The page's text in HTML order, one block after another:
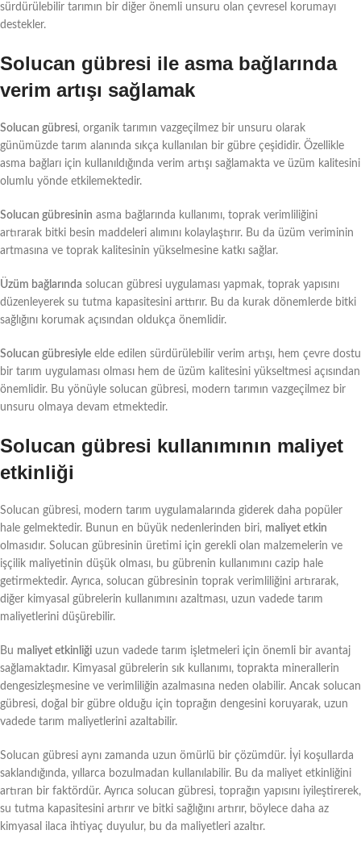
sürdürülebilir tarımın bir diğer önemli unsuru olan çevresel korumayı
destekler.
Solucan gübresi ile asma bağlarında
verim artışı sağlamak
Solucan gübresi, organik tarımın vazgeçilmez bir unsuru olarak
günümüzde tarım alanında sıkça kullanılan bir gübre çeşididir. Özellikle
asma bağları için kullanıldığında verim artışı sağlamakta ve üzüm kalitesini
olumlu yönde etkilemektedir.
Solucan gübresinin asma bağlarında kullanımı, toprak verimliliğini
artırarak bitki besin maddeleri alımını kolaylaştırır. Bu da üzüm veriminin
artmasına ve toprak kalitesinin yükselmesine katkı sağlar.
Üzüm bağlarında solucan gübresi uygulaması yapmak, toprak yapısını
düzenleyerek su tutma kapasitesini arttırır. Bu da kurak dönemlerde bitki
sağlığını korumak açısından oldukça önemlidir.
Solucan gübresiyle elde edilen sürdürülebilir verim artışı, hem çevre dostu
bir tarım uygulaması olması hem de üzüm kalitesini yükseltmesi açısından
önemlidir. Bu yönüyle solucan gübresi, modern tarımın vazgeçilmez bir
unsuru olmaya devam etmektedir.
Solucan gübresi kullanımının maliyet
etkinliği
Solucan gübresi, modern tarım uygulamalarında giderek daha popüler
hale gelmektedir. Bunun en büyük nedenlerinden biri, maliyet etkin
olmasıdır. Solucan gübresinin üretimi için gerekli olan malzemelerin ve
işçilik maliyetinin düşük olması, bu gübrenin kullanımını cazip hale
getirmektedir. Ayrıca, solucan gübresinin toprak verimliliğini artırarak,
diğer kimyasal gübrelerin kullanımını azaltması, uzun vadede tarım
maliyetlerini düşürebilir.
Bu maliyet etkinliği uzun vadede tarım işletmeleri için önemli bir avantaj
sağlamaktadır. Kimyasal gübrelerin sık kullanımı, toprakta minerallerin
dengesizleşmesine ve verimliliğin azalmasına neden olabilir. Ancak solucan
gübresi, doğal bir gübre olduğu için toprağın dengesini koruyarak, uzun
vadede tarım maliyetlerini azaltabilir.
Solucan gübresi aynı zamanda uzun ömürlü bir çözümdür. İyi koşullarda
saklandığında, yıllarca bozulmadan kullanılabilir. Bu da maliyet etkinliğini
artıran bir faktördür. Ayrıca solucan gübresi, toprağın yapısını iyileştirerek,
su tutma kapasitesini artırır ve bitki sağlığını artırır, böylece daha az
kimyasal ilaca ihtiyaç duyulur, bu da maliyetleri azaltır.